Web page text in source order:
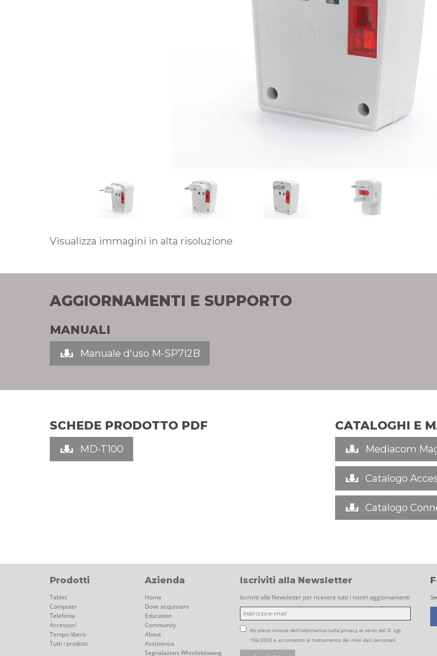
Visualizza immagini in alta risoluzione
AGGIORNAMENTI E SUPPORTO
MANUALI
Manuale d'uso M-SP7I2B
SCHEDE PRODOTTO PDF
MD-T100
CATALOGHI E
Mediacom
Catalogo
Catalogo
Prodotti
Tablet
Computer
Telefonia
Accessori
Tempo libero
Tutti i prodotti
Azienda
Home
Dove acquistare
Education
Community
About
Assistenza
Segnalazioni Whistleblowing
Iscriviti alla Newsletter
Iscriviti alla Newsletter per ricevere tutti i nostri aggiornamenti
Ho preso visione dell'informativa sulla privacy ai sensi del D. Lgs
196/2003 e acconsento al trattamento dei miei dati personali